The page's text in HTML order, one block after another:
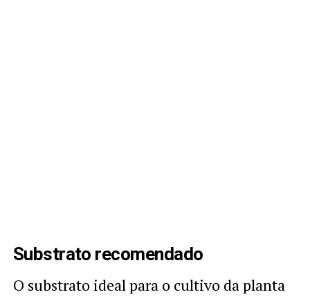
Substrato recomendado
O substrato ideal para o cultivo da planta